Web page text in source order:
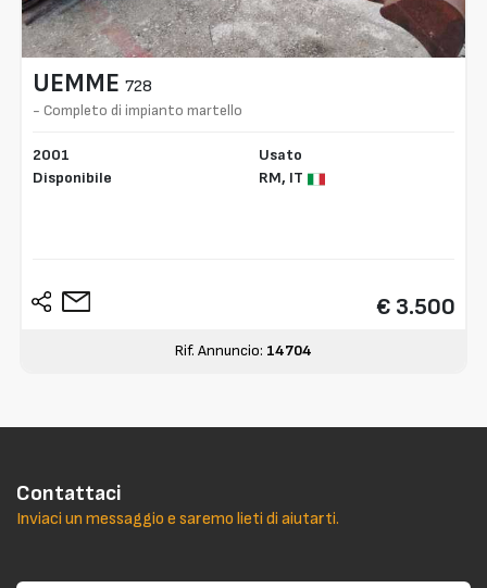
UEMME 728
- Completo di impianto martello
2001
Disponibile
Usato
RM, IT
€ 3.500
Rif. Annuncio: 14704
Contattaci
Inviaci un messaggio e saremo lieti di aiutarti.